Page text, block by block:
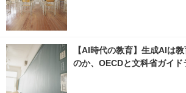
【AI時代の教育】生成AIは
のか、OECDと文科省ガイド